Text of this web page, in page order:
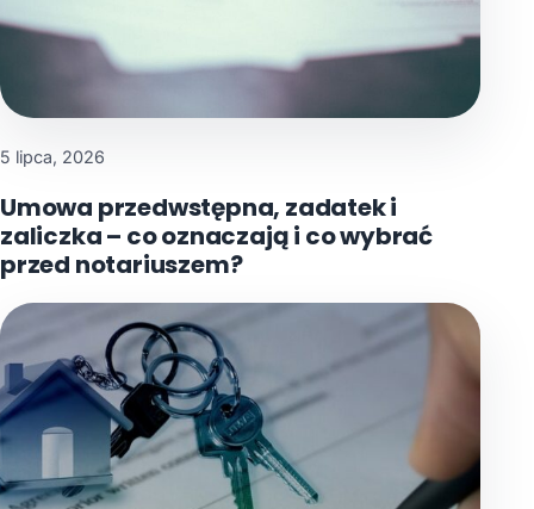
5 lipca, 2026
Umowa przedwstępna, zadatek i
zaliczka – co oznaczają i co wybrać
przed notariuszem?